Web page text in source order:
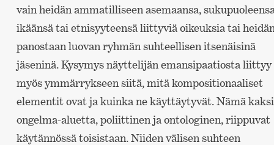
vain heidän ammatilliseen asemaansa,
ikäänsä tai etnisyyteensä liittyviä oikeuksia tai
panostaan luovan ryhmän suhteellisen itsenäisinä
jäseninä. Kysymys näyttelijän emansipaatiosta liittyy
myös ymmärrykseen siitä, mitä kompositionaaliset
elementit ovat ja kuinka ne käyttäytyvät. Nämä kaksi
ongelma-aluetta, poliittinen ja ontologinen, riippuvat
käytännössä toisistaan. Niiden välisen suhteen